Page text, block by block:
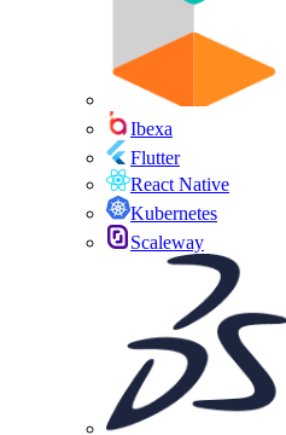
Ibexa
Flutter
React Native
Kubernetes
Scaleway